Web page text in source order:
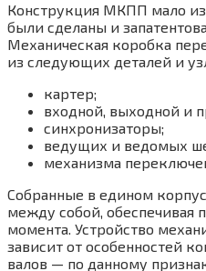
Конструкция МКПП мало
были сделаны и
Механическая коробка
из следующих деталей и
картер;
входной, выходной и
синхронизаторы;
ведущих и ведомых
механизма
Собранные в едином
между собой, обеспечивая
момента. Устройство
зависит от особенностей
валов — по данному